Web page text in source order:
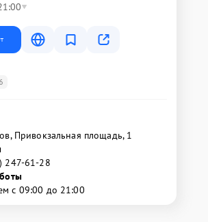
Привокзальная площадь, 1
247-61-28
с 09:00 до 21:00